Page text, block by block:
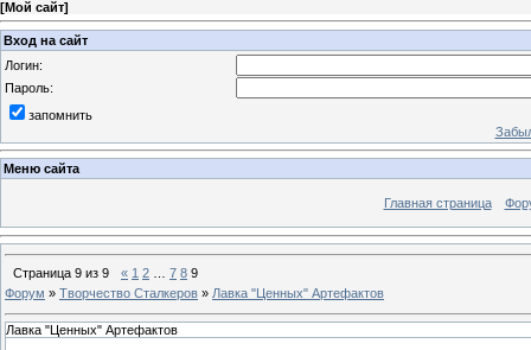
[Мой сайт]
Вход на сайт
Логин:
Пароль:
запомнить
Меню сайта
Главная страница
Страница 9 из 9 « 1 2 7 8 9
Форум » Творчество Сталкеров » Лавка "Ценных" Артефактов
Лавка "Ценных" Артефактов